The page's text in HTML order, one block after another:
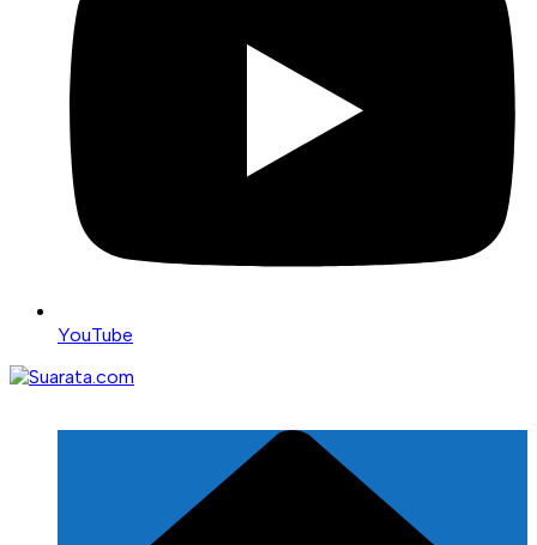
YouTube